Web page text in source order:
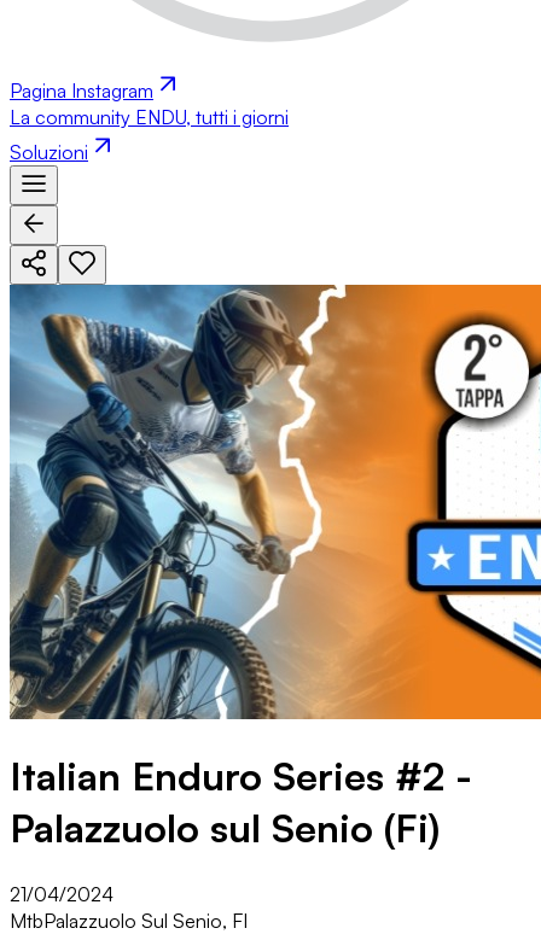
Pagina Instagram
La community ENDU, tutti i giorni
Soluzioni
Italian Enduro Series #2 -
Palazzuolo sul Senio (Fi)
21/04/2024
MtbPalazzuolo Sul Senio, FI